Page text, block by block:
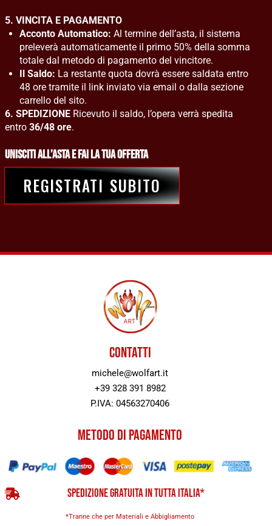
5. VINCITA E PAGAMENTO
Acconto Automatico: Al termine dell’asta, il sistema
preleverà automaticamente il primo 50% della somma
totale dal metodo di pagamento del vincitore.
Il Saldo: La restante quota dovrà essere saldata entro
48 ore tramite il link inviato via email o dalla sezione
carrello del sito.
6. SPEDIZIONE Ricevuto il saldo, l’opera verrà spedita
entro 36/48 ore.
UNISCITI ALL’ASTA E FAI LA TUA OFFERTA
REGISTRATI SUBITO
CONTATTI
michele@wolfart.it
+39 328 391 8982
P.IVA: 04563270406
METODO DI PAGAMENTO
SPEDIZIONE GRATUITA IN TUTTA ITALIA*
*Tranne che per Materiali e Abbigliamento